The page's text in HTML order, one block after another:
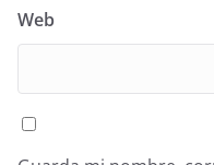
Web